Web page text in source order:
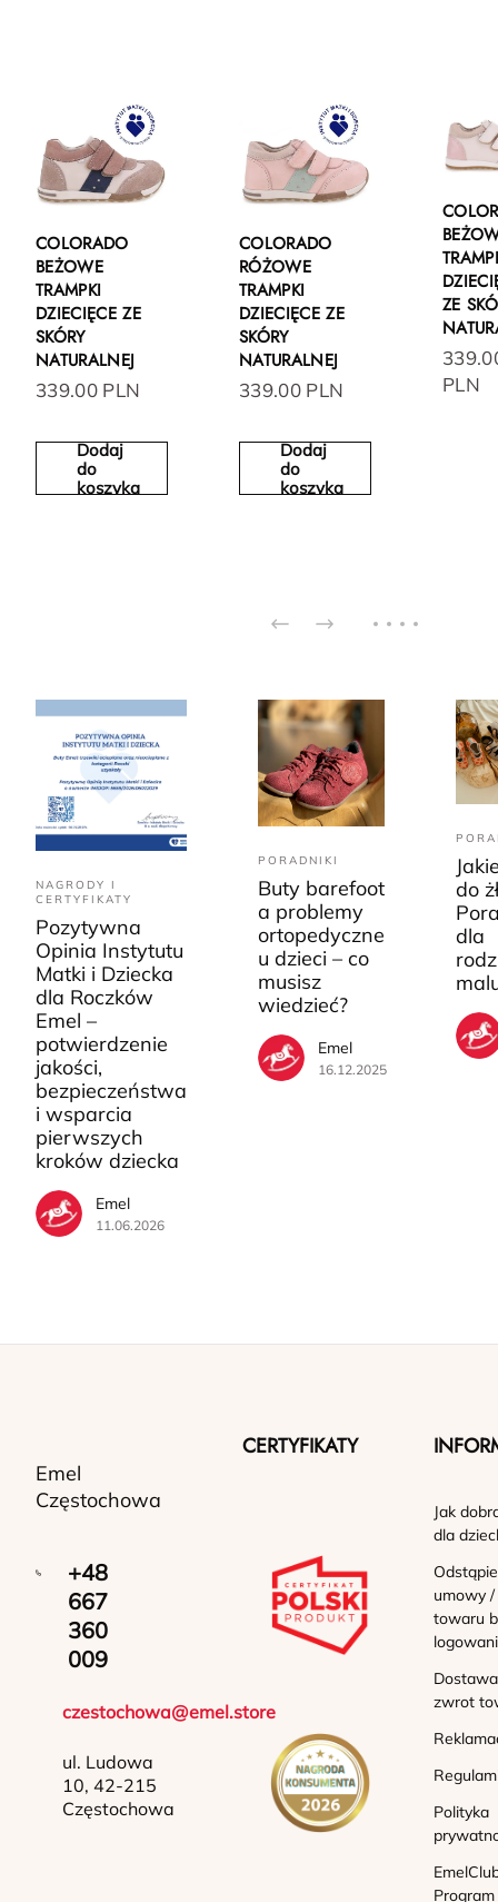
COLORADO
BEŻOWE
TRAMPKI
DZIECIĘCE ZE
SKÓRY
NATURALNEJ
339.00 PLN
Dodaj
do
koszyka
COLORADO
RÓŻOWE
TRAMPKI
DZIECIĘCE ZE
SKÓRY
NATURALNEJ
339.00 PLN
Dodaj
do
koszyka
ZE
PLN
NAGRODY I
CERTYFIKATY
Pozytywna
Opinia Instytutu
Matki i Dziecka
dla Roczków
Emel –
potwierdzenie
jakości,
bezpieczeństwa
i wsparcia
pierwszych
kroków dziecka
Emel
11.06.2026
PORADNIKI
Buty barefoot
a problemy
ortopedyczne
u dzieci – co
musisz
wiedzieć?
Emel
16.12.2025
do
dla
Emel
Częstochowa
+48
667
360
009
czestochowa@emel.store
ul. Ludowa
10, 42-215
Częstochowa
CERTYFIKATY
Jak
dla
umowy
towaru
zwrot
Polityka
Program